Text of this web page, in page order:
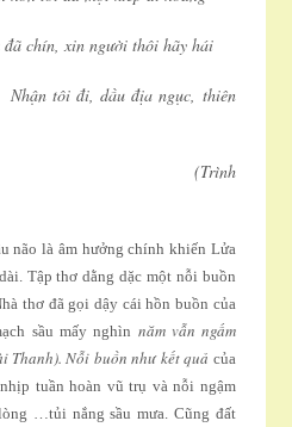
người thôi hãy hái
địa ngục, thiên
là âm hưởng chính khiến Lửa
Tập thơ dằng dặc một nỗi buồn
thơ đã gọi dậy cái hồn buồn của
sầu mấy nghìn năm vẫn ngấm
Thanh). Nỗi buồn như kết quả của
tuần hoàn vũ trụ và nỗi ngậm
…tủi nắng sầu mưa. Cũng đất